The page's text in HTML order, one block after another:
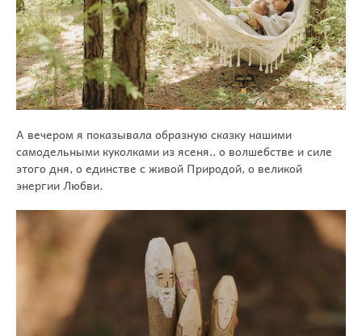
А вечером я показывала образную сказку нашими
самодельными куколками из ясеня.. о волшебстве и силе
этого дня, о единстве с живой Природой, о великой
энергии Любви.